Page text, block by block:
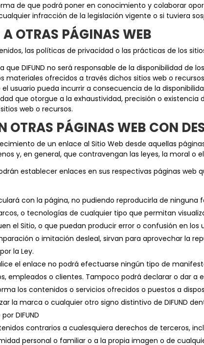
de que podrá poner en conocimiento y colaborar
infracción de la legislación vigente o si tuviera
OTRAS PÁGINAS WEB
las políticas de privacidad o las prácticas de los
que DIFUND no será responsable de la disponibilidad de
materiales ofrecidos a través dichos sitios web o
usuario pueda incurrir a consecuencia de la
que otorgue a la exhaustividad, precisión o
web o recursos.
OTRAS PÁGINAS WEB CON
de un enlace al Sitio Web desde aquellas
y, en general, que contravengan las leyes, la moral
establecer enlaces en sus respectivas páginas web
con la página, no pudiendo reproducirla de ninguna
o tecnologías de cualquier tipo que permitan
el Sitio, o que puedan producir error o confusión en los
o imitación desleal, sirvan para aprovechar la
la Ley.
el enlace no podrá efectuarse ningún tipo de
empleados o clientes. Tampoco podrá declarar o dar a
los contenidos o servicios ofrecidos o puestos a
la marca o cualquier otro signo distintivo de DIFUND
DIFUND
contrarios a cualesquiera derechos de terceros,
personal o familiar o a la propia imagen o de